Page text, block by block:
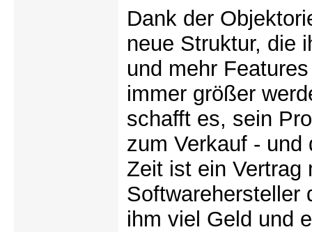
Dank der
neue Struktur, die
und mehr
immer größer
schafft es, sein
zum Verkauf -
Zeit ist ein Vertrag
Softwarehersteller
ihm viel Geld und